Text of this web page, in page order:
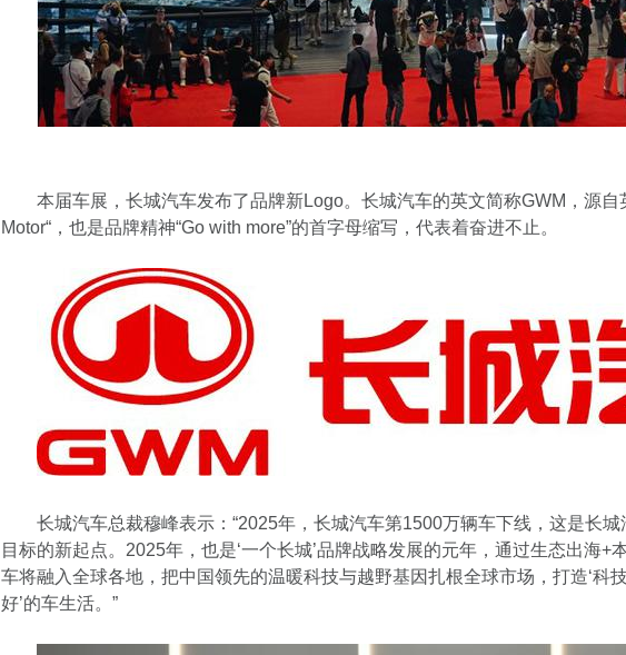
本届车展，长城汽车发布了品牌新Logo。长城汽车的英文简称GWM，源自
Motor“，也是品牌精神“Go with more”的首字母缩写，代表着奋进不止。
长城汽车总裁穆峰表示：“2025年，长城汽车第1500万辆车下线，这是长
目标的新起点。2025年，也是‘一个长城’品牌战略发展的元年，通过生态出海+
车将融入全球各地，把中国领先的温暖科技与越野基因扎根全球市场，打造‘科
好’的车生活。”